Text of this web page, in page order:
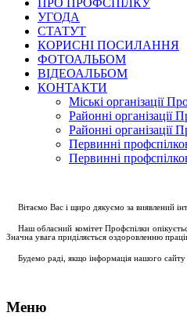
УГОДА
СТАТУТ
КОРИСНІ ПОСИЛАННЯ
ФОТОАЛЬБОМ
ВІДЕОАЛЬБОМ
КОНТАКТИ
Міські організації
Районні організації
Районні організації
Первинні
Первинні
Вітаємо Вас і щиро дякуємо за виявлений
Наш обласний комітет Профспілки
Значна увага приділяється оздоровленню
Будемо раді, якщо інформація нашого сайту
Меню